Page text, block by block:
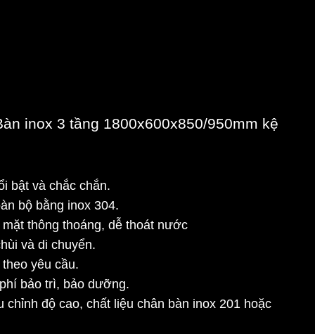
inox 3 tầng 1800x600x850/950mm kệ
bật và chắc chắn.
bộ bằng inox 304.
thông thoáng, dễ thoát nước
và di chuyển.
yêu cầu.
bảo trì, bảo dưỡng.
chỉnh độ cao, chất liệu chân bàn inox 201 hoặc